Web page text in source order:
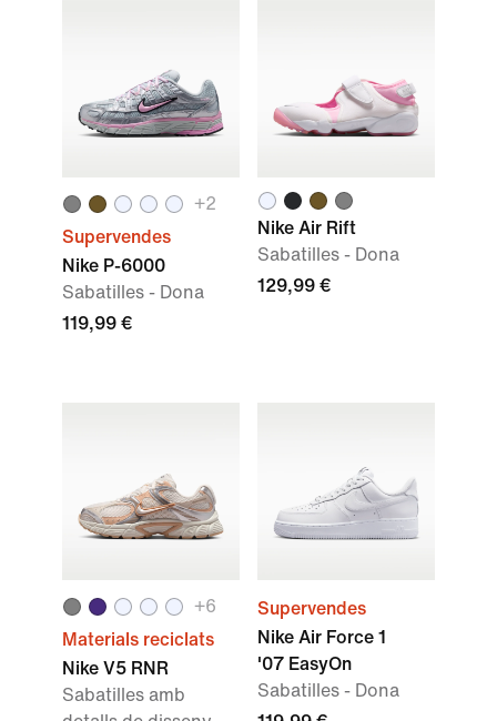
+2
Supervendes
Nike P-6000
Sabatilles - Dona
119,99 €
Nike Air Rift
Sabatilles - Dona
129,99 €
+6
Materials reciclats
Nike V5 RNR
Sabatilles amb
Supervendes
Nike Air Force 1
'07 EasyOn
Sabatilles - Dona